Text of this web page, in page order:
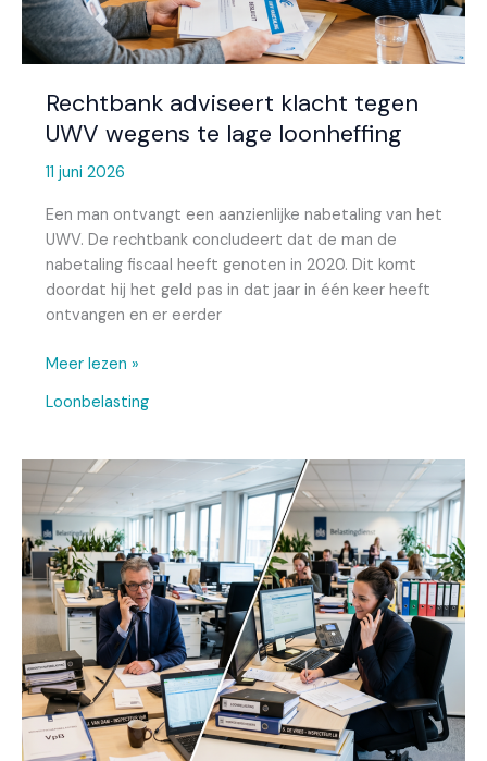
Rechtbank adviseert klacht tegen
UWV wegens te lage loonheffing
11 juni 2026
Een man ontvangt een aanzienlijke nabetaling van het
UWV. De rechtbank concludeert dat de man de
nabetaling fiscaal heeft genoten in 2020. Dit komt
doordat hij het geld pas in dat jaar in één keer heeft
ontvangen en er eerder
Meer lezen »
Loonbelasting
Kosten
exact
gelijk
aan
omzet?
Hof
gelooft
het
niet